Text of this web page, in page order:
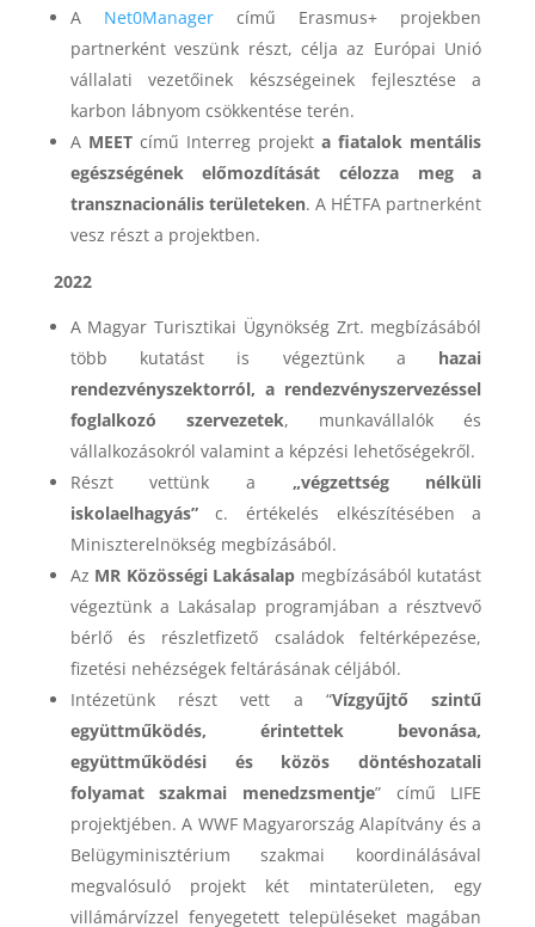
A Net0Managercímű Erasmus+ projekben
partnerként veszünk részt, célja az Európai Unió
vállalati vezetőinek készségeinek fejlesztése a
karbon lábnyom csökkentése terén.
A MEETcímű Interreg projekta fiatalok mentális
egészségének előmozdítását célozza meg a
transznacionális területeken. A HÉTFA partnerként
vesz részt a projektben.
2022
A Magyar Turisztikai Ügynökség Zrt. megbízásából
több kutatást is végeztünk a hazai
rendezvényszektorról, a rendezvényszervezéssel
foglalkozó szervezetek, munkavállalók és
vállalkozásokról valamint a képzési lehetőségekről.
Részt vettünk a „végzettség nélküli
iskolaelhagyás”c. értékelés elkészítésében a
Miniszterelnökség megbízásából.
Az MR Közösségi Lakásalap megbízásából kutatást
végeztünk a Lakásalap programjában a résztvevő
bérlő és részletfizető családok feltérképezése,
fizetési nehézségek feltárásának céljából.
Intézetünk részt vett a “Vízgyűjtő szintű
együttműködés, érintettek bevonása,
együttműködési és közös döntéshozatali
folyamat szakmai menedzsmentje” című LIFE
projektjében. A WWF Magyarország Alapítvány és a
Belügyminisztérium szakmai koordinálásával
megvalósuló projekt két mintaterületen, egy
villámárvízzel fenyegetett településeket magában